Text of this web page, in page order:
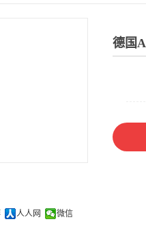
德国
人人网 微信